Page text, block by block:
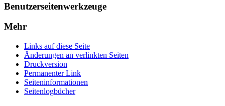
Benutzerseitenwerkzeuge
Mehr
Links auf diese Seite
Änderungen an verlinkten Seiten
Druckversion
Permanenter Link
Seiten­informationen
Seitenlogbücher